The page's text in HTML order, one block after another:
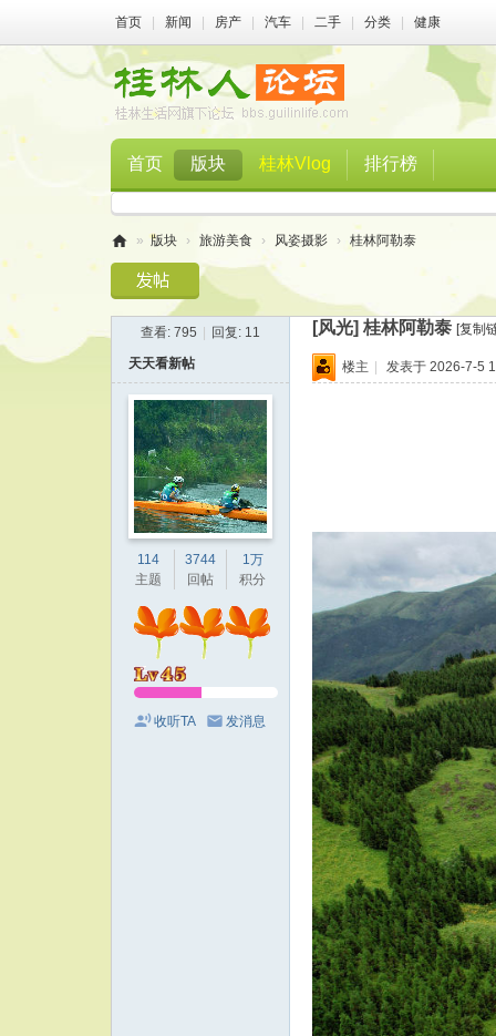
首页 新闻 房产 汽车 二手 分类 健康
首页 版块 桂林Vlog 排行榜
林
» 版块 › 旅游美食 › 风姿摄影 › 桂林阿勒泰
查看: 795 回复: 11 [风光] 桂林阿勒泰 [复制
天天看新帖
114
主题
3744
回帖
1万
积分
收听TA 发消息
楼主 | 发表于 2026-7-5